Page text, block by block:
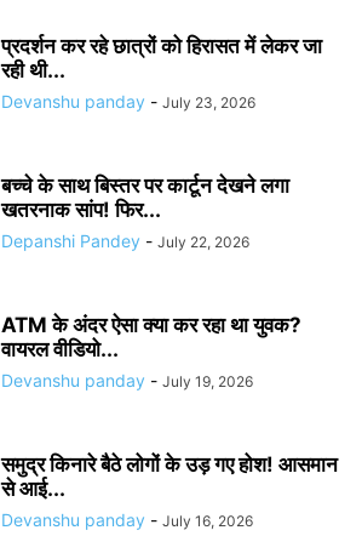
प्रदर्शन कर रहे छात्रों को हिरासत में लेकर जा
रही थी...
Devanshu panday - July 23, 2026
बच्चे के साथ बिस्तर पर कार्टून देखने लगा
खतरनाक सांप! फिर...
Depanshi Pandey - July 22, 2026
ATM के अंदर ऐसा क्या कर रहा था युवक?
वायरल वीडियो...
Devanshu panday - July 19, 2026
समुद्र किनारे बैठे लोगों के उड़ गए होश! आसमान
से आई...
Devanshu panday - July 16, 2026